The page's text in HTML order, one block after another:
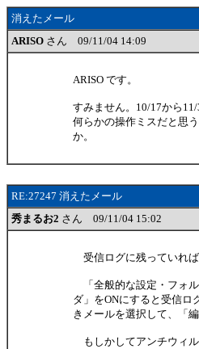
消えたメール
ARISO さん 09/11/04 14:09
ARISO です。
すみません。10/17から
何らかの操作ミスだと思
か。
RE:27247 消えたメール
秀まるお2 さん 09/11/04 15:02
受信ログに残っていれば
「全般的な設定・フォ
ダ」をONにすると受信ロ
きメールを選択して、「
もしかしてアンチウィ